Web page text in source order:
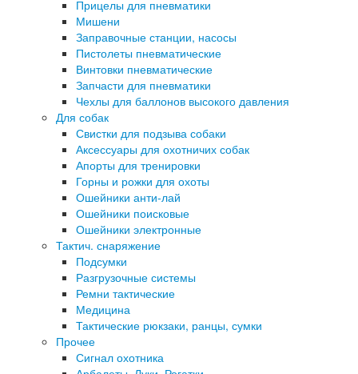
Прицелы для пневматики
Мишени
Заправочные станции, насосы
Пистолеты пневматические
Винтовки пневматические
Запчасти для пневматики
Чехлы для баллонов высокого давления
Для собак
Свистки для подзыва собаки
Аксессуары для охотничих собак
Апорты для тренировки
Горны и рожки для охоты
Ошейники анти-лай
Ошейники поисковые
Ошейники электронные
Тактич. снаряжение
Подсумки
Разгрузочные системы
Ремни тактические
Медицина
Тактические рюкзаки, ранцы, сумки
Прочее
Сигнал охотника